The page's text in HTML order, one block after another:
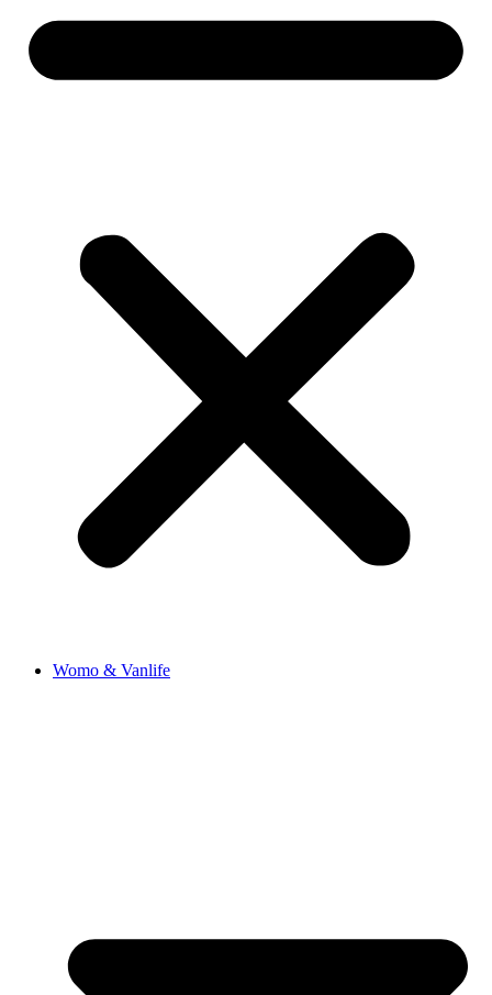
Womo & Vanlife